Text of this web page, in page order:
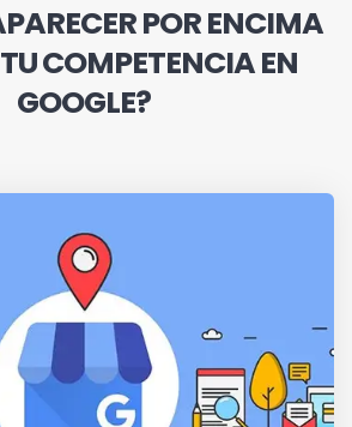
POR ENCIMA
COMPETENCIA EN
GOOGLE?